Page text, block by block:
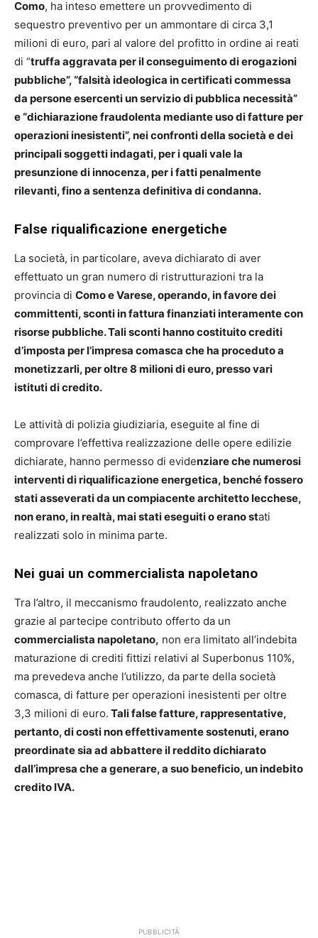
Como, ha inteso emettere un provvedimento di
sequestro preventivo per un ammontare di circa 3,1
milioni di euro, pari al valore del profitto in ordine ai reati
di “truffa aggravata per il conseguimento di erogazioni
pubbliche”, “falsità ideologica in certificati commessa
da persone esercenti un servizio di pubblica necessità”
e “dichiarazione fraudolenta mediante uso di fatture per
operazioni inesistenti”, nei confronti della società e dei
principali soggetti indagati, per i quali vale la
presunzione di innocenza, per i fatti penalmente
rilevanti, fino a sentenza definitiva di condanna.
False riqualificazione energetiche
La società, in particolare, aveva dichiarato di aver
effettuato un gran numero di ristrutturazioni tra la
provincia di Como e Varese, operando, in favore dei
committenti, sconti in fattura finanziati interamente con
risorse pubbliche. Tali sconti hanno costituito crediti
d’imposta per l’impresa comasca che ha proceduto a
monetizzarli, per oltre 8 milioni di euro, presso vari
istituti di credito.
Le attività di polizia giudiziaria, eseguite al fine di
comprovare l’effettiva realizzazione delle opere edilizie
dichiarate, hanno permesso di evidenziare che numerosi
interventi di riqualificazione energetica, benché fossero
stati asseverati da un compiacente architetto lecchese,
non erano, in realtà, mai stati eseguiti o erano stati
realizzati solo in minima parte.
Nei guai un commercialista napoletano
Tra l’altro, il meccanismo fraudolento, realizzato anche
grazie al partecipe contributo offerto da un
commercialista napoletano, non era limitato all’indebita
maturazione di crediti fittizi relativi al Superbonus 110%,
ma prevedeva anche l’utilizzo, da parte della società
comasca, di fatture per operazioni inesistenti per oltre
3,3 milioni di euro. Tali false fatture, rappresentative,
pertanto, di costi non effettivamente sostenuti, erano
preordinate sia ad abbattere il reddito dichiarato
dall’impresa che a generare, a suo beneficio, un indebito
credito IVA.
PUBBLICITÀ